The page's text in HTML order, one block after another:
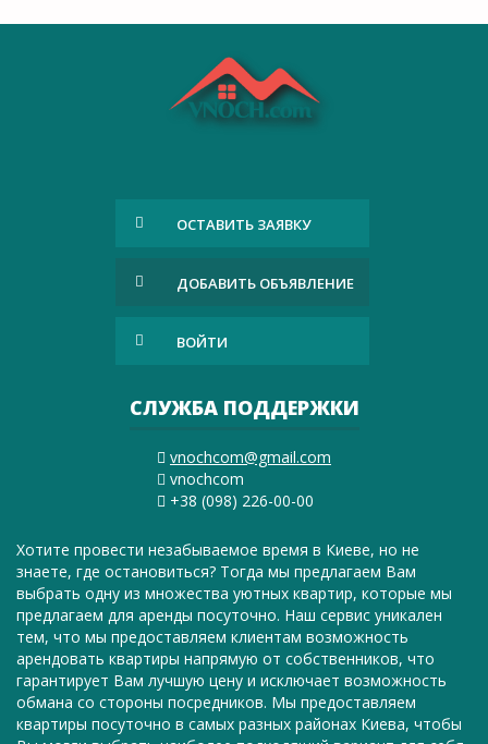
ОСТАВИТЬ ЗАЯВКУ
ДОБАВИТЬ ОБЪЯВЛЕНИЕ
ВОЙТИ
СЛУЖБА ПОДДЕРЖКИ
vnochcom@gmail.com
vnochcom
+38 (098) 226-00-00
Хотите провести незабываемое время в Киеве, но не
знаете, где остановиться? Тогда мы предлагаем Вам
выбрать одну из множества уютных квартир, которые мы
предлагаем для аренды посуточно. Наш сервис уникален
тем, что мы предоставляем клиентам возможность
арендовать квартиры напрямую от собственников, что
гарантирует Вам лучшую цену и исключает возможность
обмана со стороны посредников. Мы предоставляем
квартиры посуточно в самых разных районах Киева, чтобы